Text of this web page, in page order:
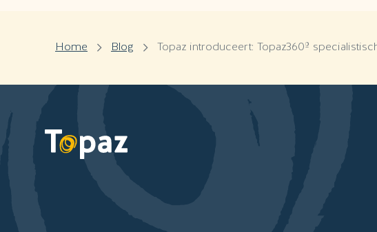
Home Blog Topaz introduceert: Topaz360º